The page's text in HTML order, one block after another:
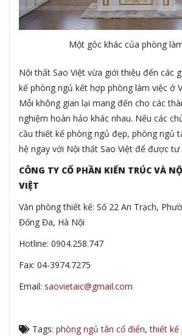
Một góc khác của phòng
Nội thất Sao Việt vừa giới thiệu đến các
kế phòng ngủ kết hợp phòng làm việc ở
Mỗi không gian lại mang đến cho các
nghiệm hoàn hảo khác nhau. Nếu các
cầu thiết kế phòng ngủ đẹp, phòng ngủ
hệ ngay với Nội thất Sao Việt để được tư
CÔNG TY CỔ PHẦN KIẾN TRÚC VÀ
VIỆT
Văn phòng thiết kế: Số 22 An Trạch,
Đống Đa, Hà Nội
Hotline: 0904.258.747
Fax: 04-3974.7275
Email: saovietaic@gmail.com
Tags: phòng ngủ tân cổ điển,thiết kế